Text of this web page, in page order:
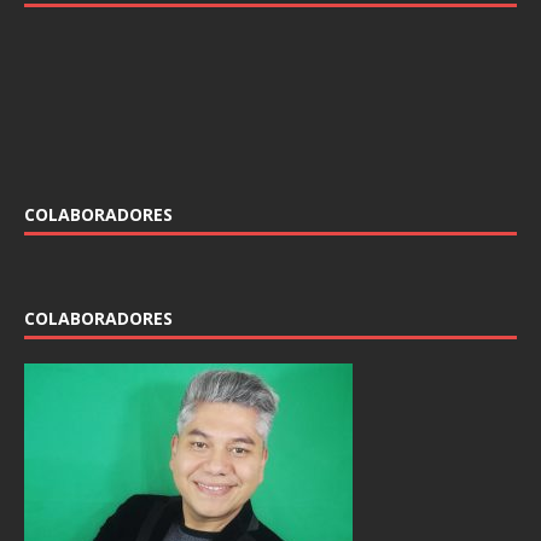
COLABORADORES
COLABORADORES